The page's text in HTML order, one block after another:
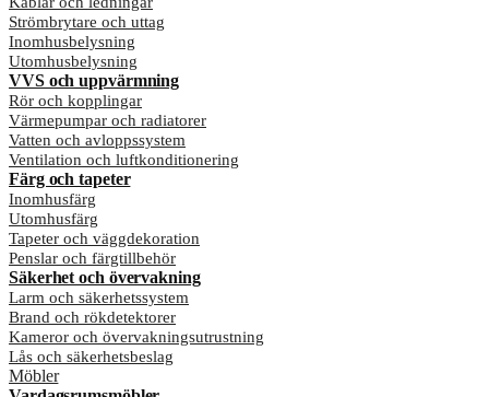
Strömbrytare och uttag
Inomhusbelysning
Utomhusbelysning
VVS och uppvärmning
Rör och kopplingar
Värmepumpar och radiatorer
Vatten och avloppssystem
Ventilation och luftkonditionering
Färg och tapeter
Inomhusfärg
Utomhusfärg
Tapeter och väggdekoration
Penslar och färgtillbehör
Säkerhet och övervakning
Larm och säkerhetssystem
Brand och rökdetektorer
Kameror och övervakningsutrustning
Lås och säkerhetsbeslag
Möbler